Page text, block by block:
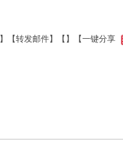
】【转发邮件】【 】 【一键分享